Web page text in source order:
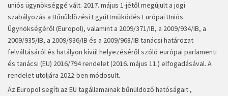
uniós ügynökséggé vált. 2017. május 1-jétől megújult a jogi
szabályozás a Bűnüldözési Együttműködés Európai Uniós
Ügynökségéről (Europol), valamint a 2009/371/IB, a 2009/934/IB, a
2009/935/IB, a 2009/936/IB és a 2009/968/IB tanácsi határozat
felváltásáról és hatályon kívül helyezéséről szóló európai parlamenti
és tanácsi (EU) 2016/794 rendelet (2016. május 11.) elfogadásával. A
rendelet utoljára 2022-ben módosult.
Az Europol segíti az EU tagállamainak bűnüldöző hatóságait ,